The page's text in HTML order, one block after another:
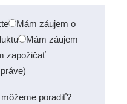
Mám záujem o
Mám záujem
zapožičať
poradiť?